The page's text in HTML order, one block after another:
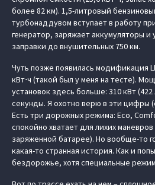
более 82 км). 1,5-литровый
турбонаддувом вступает в работу
генератор, заряжает аккумуляторы и
заправки до внушительных 750 км.
Чуть позже появилась модификация
кВт⋅ч (такой был у меня на тесте).
установок здесь больше: 310 кВт (422
секунды. Я охотно верю в эти цифры
Есть три дорожных режима: Eco,
спокойно хватает для лихих
заряженной батарее). Но вообще-то
какая-то странная история. Как и
бездорожье, хотя специальные